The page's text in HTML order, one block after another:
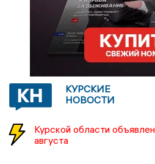
КУРСКИЕ
НОВОСТИ
Курской области
августа